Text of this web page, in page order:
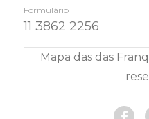
Formulário
11 3862 2256
Mapa das das